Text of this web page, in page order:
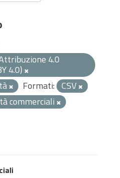
4.0
4.0)
Formati: CSV
commerciali